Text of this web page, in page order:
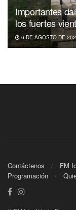
Importantes
los fuertes
6 DE AGOSTO DE
Contáctenos FM
Programación